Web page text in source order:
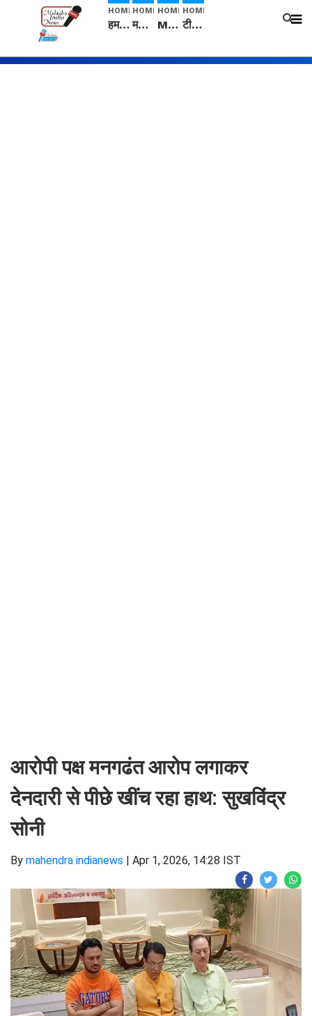
HOME
हम सनातनी..." सांसद kangana Ranaut से क्या बोली लड़की? Viral Jantar-Mantar | CJP protest
HOME
मनीषा हत्याकांड: हत्या, आत्महत्या या कोई बड़ा राज? | Full Story | Josh Haryana
HOME
Mangalsutra: हिंदू धर्म में शादी के बाद मंगलसूत्र क्यों पहनती है महिलाएं, किसने शुरु की ये परंपरा
HOME
टीम बीकेई ने एग्रीकल्चर ग्रेड की यूरिया खाद गट्टों में बदलकर टेक्निकल ग्रेड में बेचने वालों पर करवाई कार्रवाई: लखविंदर सिंह औलख
आरोपी पक्ष मनगढंत आरोप लगाकर
देनदारी से पीछे खींच रहा हाथ: सुखविंद्र
सोनी
By mahendra indianews | Apr 1, 2026, 14:28 IST